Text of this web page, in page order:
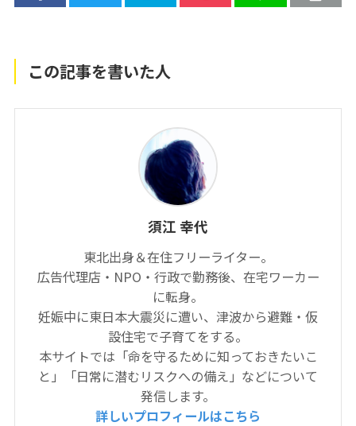
この記事を書いた人
須江 幸代
東北出身＆在住フリーライター。
広告代理店・NPO・行政で勤務後、在宅ワーカー
に転身。
妊娠中に東日本大震災に遭い、津波から避難・仮
設住宅で子育てをする。
本サイトでは「命を守るために知っておきたいこ
と」「日常に潜むリスクへの備え」などについて
発信します。
詳しいプロフィールはこちら